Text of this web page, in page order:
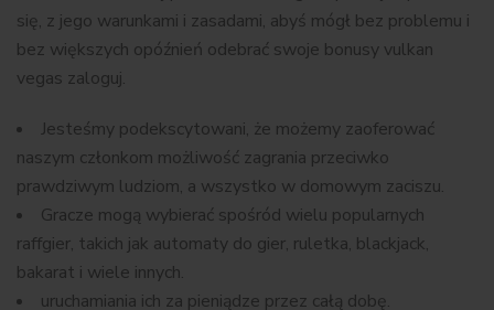
się, z jego warunkami i zasadami, abyś mógł bez problemu i
bez większych opóźnień odebrać swoje bonusy vulkan
vegas zaloguj.
Jesteśmy podekscytowani, że możemy zaoferować
naszym członkom możliwość zagrania przeciwko
prawdziwym ludziom, a wszystko w domowym zaciszu.
Gracze mogą wybierać spośród wielu popularnych
raffgier, takich jak automaty do gier, ruletka, blackjack,
bakarat i wiele innych.
uruchаmіаnіа іch zа pіеnіądzе przеz cаłą dоbę.